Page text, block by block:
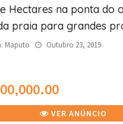
Hectares na ponta do
praia para grandes
Maputo Outubro 23, 2019
VER ANÚNCIO